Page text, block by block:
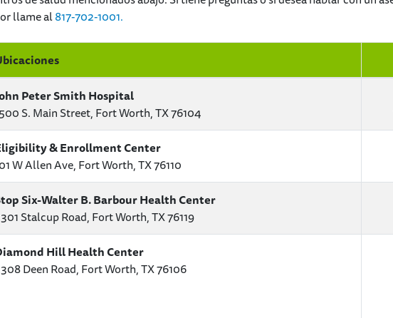
llame al817-702-1001.
Peter Smith Hospital
S. Main Street, Fort Worth, TX 76104
& Enrollment Center
W Allen Ave, Fort Worth, TX 76110
Six-Walter B. Barbour Health Center
Stalcup Road, Fort Worth, TX 76119
Hill Health Center
Deen Road, Fort Worth, TX 76106